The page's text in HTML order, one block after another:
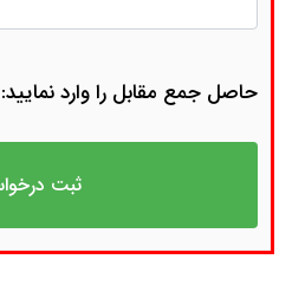
حاصل جمع مقابل را وارد نمایید: (5